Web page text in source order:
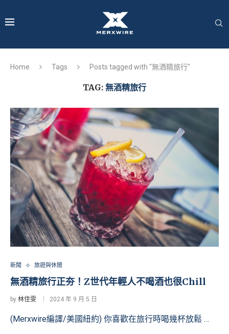
Home Tags Posts tagged with "無酒精旅行"
TAG: 無酒精旅行
新聞 旅遊與休閒
無酒精旅行正夯！Z世代年輕人不喝酒也很Chill
by 林佳雯 2024 年 9 月 5 日
(Merxwire編譯/美國紐約) 你喜歡在旅行時喝幾杯放鬆 …